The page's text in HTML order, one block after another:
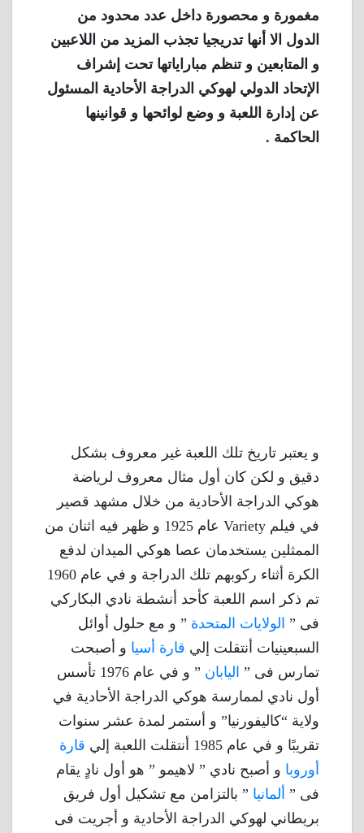
مغمورة و محصورة داخل عدد محدود من
الدول الا أنها تدريجيا تجذب المزيد من اللاعبين
و المتابعين و تنظم مباراياتها تحت إشراف
الإتحاد الدولي لهوكي الدراجة الأحادية المسئول
عن إدارة اللعبة و وضع لوائحها و قوانينها
الحاكمة .
و يعتبر تاريخ تلك اللعبة غير معروف بشكل
دقيق و لكن كان أول مثال معروف لرياضة
هوكي الدراجة الأحادية من خلال مشهد قصير
في فيلم Variety عام 1925 و ظهر فيه اثنان من
الممثلين يستخدمان عصا هوكي الميدان لدفع
الكرة أثناء ركوبهم تلك الدراجة و في عام 1960
تم ذكر اسم اللعبة كأحد أنشطة نادي البكاركي
فى ” الولايات المتحدة ” و مع حلول أوائل
السبعينيات أنتقلت إلي قارة أسيا و أصبحت
تمارس فى ” اليابان
” و في عام 1976 تأسس
أول نادي لممارسة هوكي الدراجة الأحادية في
ولاية “كاليفورنيا” و أستمر لمدة عشر سنوات
تقريبًا و في عام 1985 أنتقلت اللعبة إلي
قارة
أوروبا و أصبح نادي ” لاهيمو ” هو أول نادٍ يقام
فى ” ألمانيا ” بالتزامن مع تشكيل أول فريق
بريطاني لهوكي الدراجة الأحادية و أجريت فى